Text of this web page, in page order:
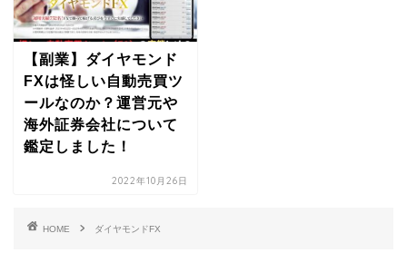
【副業】ダイヤモンド
FXは怪しい自動売買ツ
ールなのか？運営元や
海外証券会社について
鑑定しました！
2022年10月26日
HOME ダイヤモンドFX